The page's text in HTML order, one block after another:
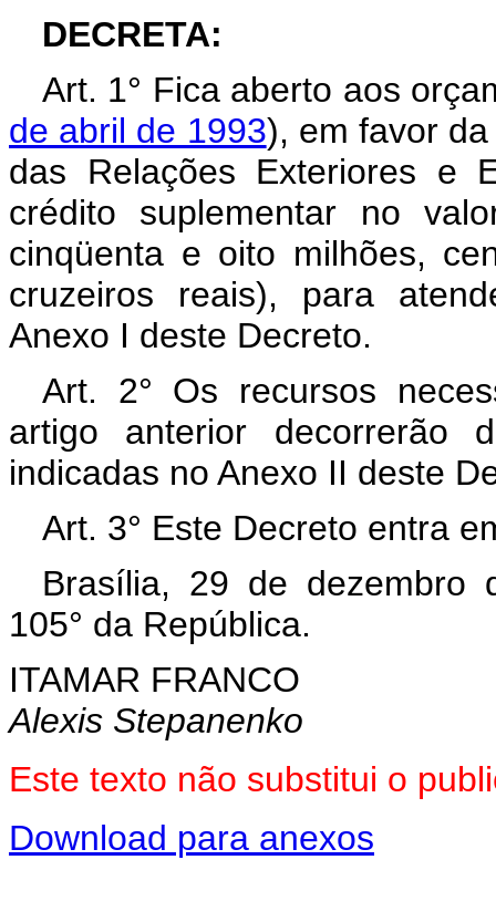
DECRETA:
Art. 1° Fica aberto aos
de abril de 1993), em favor
das Relações Exteriores e
crédito suplementar no
cinqüenta e oito milhões,
cruzeiros reais), para
Anexo I deste Decreto.
Art. 2° Os recursos
artigo anterior decorrerão
indicadas no Anexo II deste
Art. 3° Este Decreto entra
Brasília, 29 de dezembro
105° da República.
ITAMAR FRANCO
Alexis Stepanenko
Este texto não substitui o
Download para anexos